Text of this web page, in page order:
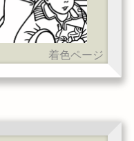
着色ページ